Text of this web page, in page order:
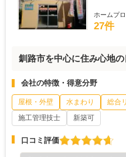
ホームプ
27件
釧路市を中心に住み心地
会社の特徴・得意分野
屋根・外壁 水まわり 総合
施工管理技士
新築可
口コミ評価